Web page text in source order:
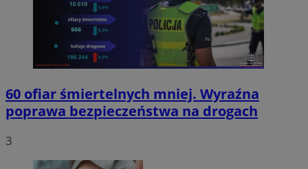
60 ofiar śmiertelnych mniej. Wyraźna
poprawa bezpieczeństwa na drogach
3